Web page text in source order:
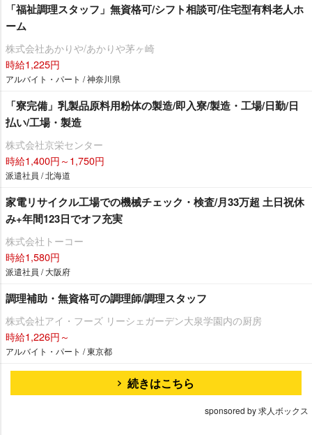
「福祉調理スタッフ」無資格可/シフト相談可/住宅型有料老人ホ
ーム
株式会社あかりや/あかりや茅ヶ崎
時給1,225円
アルバイト・パート / 神奈川県
「寮完備」乳製品原料用粉体の製造/即入寮/製造・工場/日勤/日
払い/工場・製造
株式会社京栄センター
時給1,400円～1,750円
派遣社員 / 北海道
家電リサイクル工場での機械チェック・検査/月33万超 土日祝休
み+年間123日でオフ充実
株式会社トーコー
時給1,580円
派遣社員 / 大阪府
調理補助・無資格可の調理師/調理スタッフ
株式会社アイ・フーズ リーシェガーデン大泉学園内の厨房
時給1,226円～
アルバイト・パート / 東京都
続きはこちら
sponsored by 求人ボックス